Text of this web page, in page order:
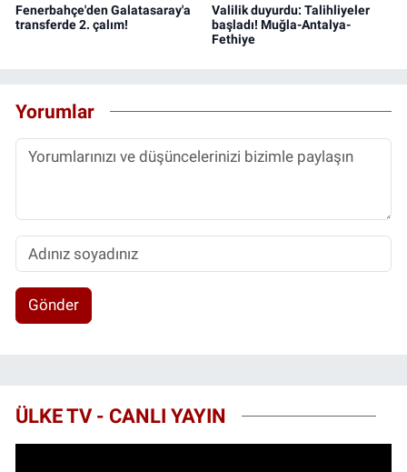
Fenerbahçe'den Galatasaray'a
transferde 2. çalım!
Valilik duyurdu: Talihliyeler
başladı! Muğla-Antalya-
Fethiye
Yorumlar
Gönder
ÜLKE TV - CANLI YAYIN